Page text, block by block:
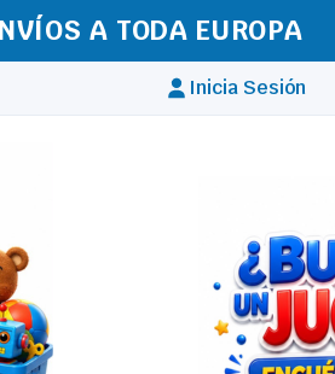
A TODA EUROPA
Inicia Sesión